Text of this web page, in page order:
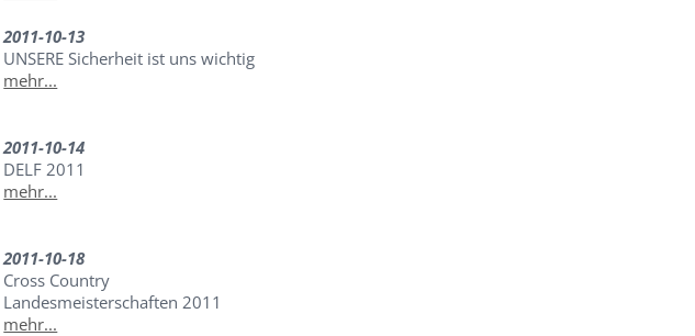
2011-10-13
UNSERE Sicherheit ist uns wichtig
mehr...
2011-10-14
DELF 2011
mehr...
2011-10-18
Cross Country
Landesmeisterschaften 2011
mehr...